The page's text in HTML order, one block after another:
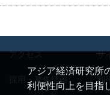
アジア経済研究所
利便性向上を目指
アクセス サ
採用・募集情報 利